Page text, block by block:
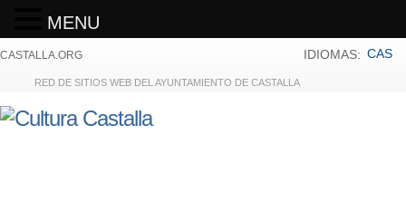
CASTALLA.ORG
RED DE SITIOS WEB DEL AYUNTAMIENTO DE CASTALLA
IDIOMAS: CAS
MENU